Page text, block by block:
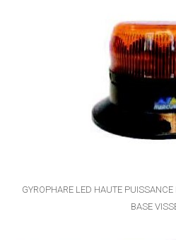
GYROPHARE LED HAUTE
BASE